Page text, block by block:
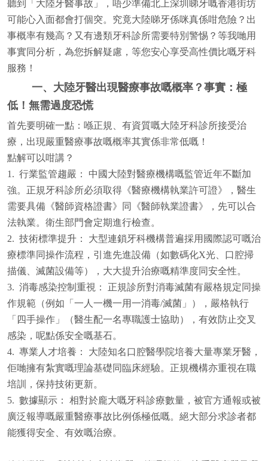
聽到「大陸牙醫事故」，唔少準備北上深圳睇牙嘅香港街坊
可能心入面都會打個突。究竟大陸睇牙係咪真係咁危險？出
事概率有幾高？又有邊類牙科診所需要特別警惕？等我哋用
事實同分析，為您拆解疑慮，等您安心享受高性價比嘅牙科
服務！
一、大陸牙醫出現醫療事故嘅概率？事實：極
低！無需過度恐慌
首先要明確一點：喺正規、有資質嘅大陸牙科診所接受治
療，出現嚴重醫療事故嘅概率其實係非常低嘅！
點解可以咁講？
1. 行業監管趨嚴： 中國大陸對醫療機構嘅監管近年不斷加
強。正規牙科診所必須取得《醫療機構執業許可證》，醫生
需要具備《醫師資格證書》同《醫師執業證書》，先可以合
法執業。衛生部門會定期進行檢查。
2. 技術標準提升： 大型連鎖牙科機構普遍採用國際認可嘅治
療標準同操作流程，引進先進設備（如數碼化X光、口腔掃
描儀、滅菌設備等），大大提升治療嘅精準度同安全性。
3. 消毒感染控制重視： 正規診所對消毒滅菌有嚴格規定同操
作規範（例如「一人一機一用一消毒/滅菌」），嚴格執行
「四手操作」（醫生配一名專職護士協助），有效防止交叉
感染，呢點係安全嘅基石。
4. 專業人才培養： 大陸知名口腔醫學院培養大量專業牙醫，
佢哋擁有紮實嘅理論基礎同臨床經驗。正規機構亦重視在職
培訓，保持技術更新。
5. 數據顯示： 相對於龐大嘅牙科診療數量，被官方通報或被
廣泛報導嘅嚴重醫療事故比例係極低嘅。絕大部分求診者都
能獲得安全、有效嘅治療。